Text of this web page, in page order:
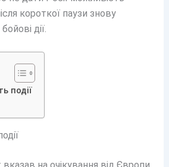
короткої паузи знову
дії.
події